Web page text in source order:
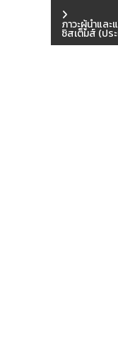
นภาวะผู้นำแล
ซิสเต็มส์ (ปร